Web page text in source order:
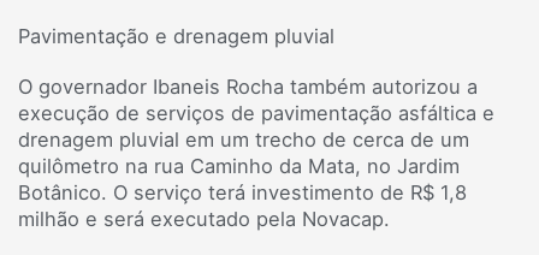
Pavimentação e drenagem pluvial
O governador Ibaneis Rocha também autorizou a
execução de serviços de pavimentação asfáltica e
drenagem pluvial em um trecho de cerca de um
quilômetro na rua Caminho da Mata, no Jardim
Botânico. O serviço terá investimento de R$ 1,8
milhão e será executado pela Novacap.